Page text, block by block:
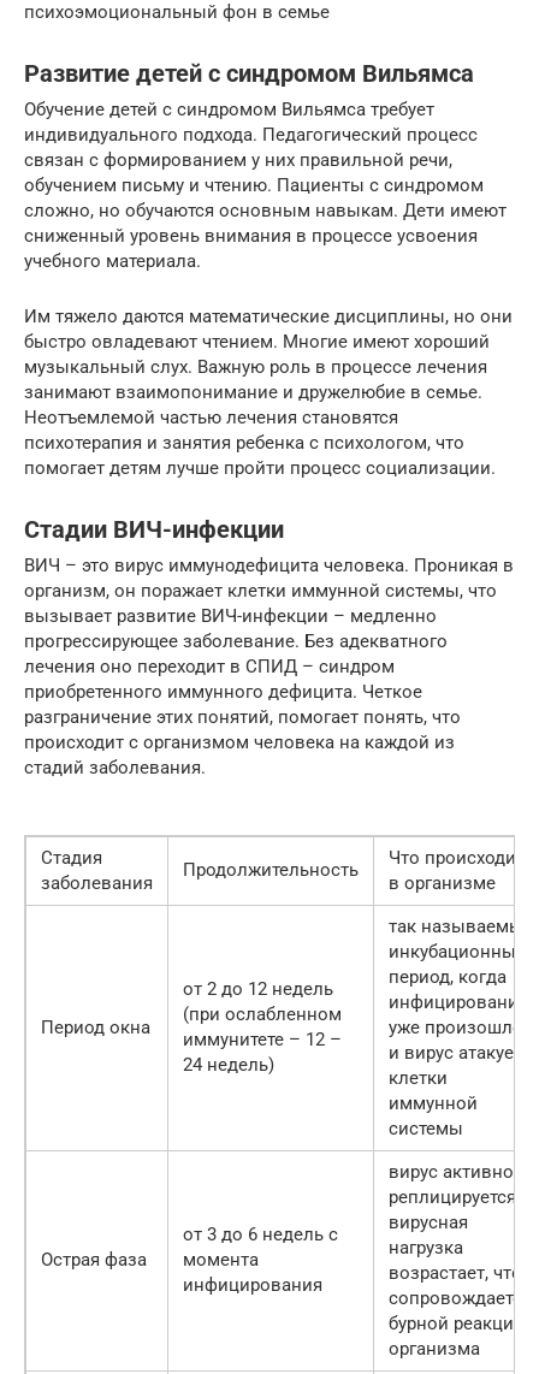
психоэмоциональный фон в семье
Развитие детей с синдромом Вильямса
Обучение детей с синдромом Вильямса требует
индивидуального подхода. Педагогический процесс
связан с формированием у них правильной речи,
обучением письму и чтению. Пациенты с синдромом
сложно, но обучаются основным навыкам. Дети имеют
сниженный уровень внимания в процессе усвоения
учебного материала.
Им тяжело даются математические дисциплины, но они
быстро овладевают чтением. Многие имеют хороший
музыкальный слух. Важную роль в процессе лечения
занимают взаимопонимание и дружелюбие в семье.
Неотъемлемой частью лечения становятся
психотерапия и занятия ребенка с психологом, что
помогает детям лучше пройти процесс социализации.
Стадии ВИЧ-инфекции
ВИЧ – это вирус иммунодефицита человека. Проникая в
организм, он поражает клетки иммунной системы, что
вызывает развитие ВИЧ-инфекции – медленно
прогрессирующее заболевание. Без адекватного
лечения оно переходит в СПИД – синдром
приобретенного иммунного дефицита. Четкое
разграничение этих понятий, помогает понять, что
происходит с организмом человека на каждой из
стадий заболевания.
Стадия
заболевания
Продолжительность
Что происходит
в организме
Период окна
от 2 до 12 недель
(при ослабленном
иммунитете – 12 –
24 недель)
так называемый
инкубационный
период, когда
инфицирование
уже произошло
и вирус атакует
клетки
иммунной
системы
Острая фаза
от 3 до 6 недель с
момента
инфицирования
вирус активно
реплицируется,
вирусная
нагрузка
возрастает, что
сопровождается
бурной реакцией
организма